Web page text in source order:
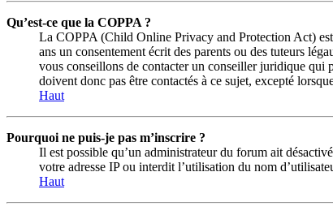
Qu’est-ce que la COPPA ?
La COPPA (Child Online Privacy and Protection Act)
ans un consentement écrit des parents ou des tuteurs
vous conseillons de contacter un conseiller juridique qui
doivent donc pas être contactés à ce sujet, excepté
Haut
Pourquoi ne puis-je pas m’inscrire ?
Il est possible qu’un administrateur du forum ait
votre adresse IP ou interdit l’utilisation du nom
Haut